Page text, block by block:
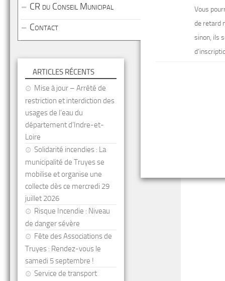
Vous
de retard
sinon, ils
CR du Conseil Municipal
Contact
ARTICLES RÉCENTS
Mise à jour – Arrêté de
restriction et interdiction des
usages de l’eau du
département d’Indre-et-
Loire
Solidarité incendies : La
municipalité de Truyes se
mobilise et organise une
collecte dès ce mercredi 29
juillet 2026
Risque Incendie : Niveau
de danger sévère
Fête des Associations de
Truyes : Rendez-vous le
samedi 5 septembre !
Service de transport